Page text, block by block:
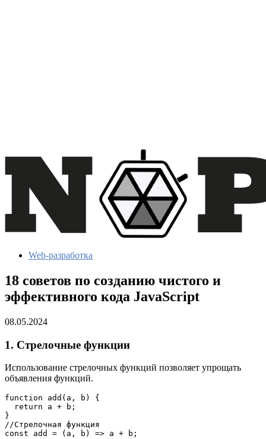
Web-разработка
18 советов по созданию чистого и
эффективного кода JavaScript
08.05.2024
1. Стрелочные функции
Использование стрелочных функций позволяет упрощать
объявления функций.
function add(a, b) {
  return a + b;
}
//Стрелочная функция
const add = (a, b) => a + b;